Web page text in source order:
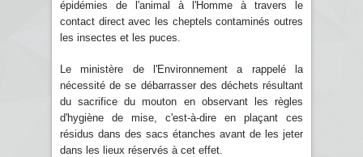
épidémies de l'animal à l'Homme à travers le
contact direct avec les cheptels contaminés outres
les insectes et les puces.
Le ministère de l'Environnement a rappelé la
nécessité de se débarrasser des déchets résultant
du sacrifice du mouton en observant les règles
d'hygiène de mise, c'est-à-dire en plaçant ces
résidus dans des sacs étanches avant de les jeter
dans les lieux réservés à cet effet.